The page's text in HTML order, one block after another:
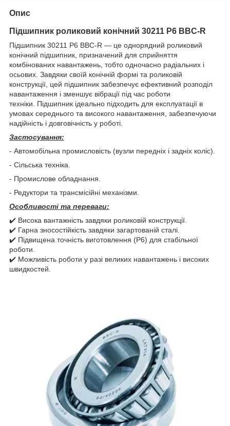
Опис
Підшипник роликовий конічний 30211 P6 BBC-R
Підшипник 30211 P6 BBC-R — це однорядний роликовий
конічний підшипник, призначений для сприйняття
комбінованих навантажень, тобто одночасно радіальних і
осьових. Завдяки своїй конічній формі та роликовій
конструкції, цей підшипник забезпечує ефективний розподіл
навантаження і зменшує вібрації під час роботи
техніки. Підшипник ідеально підходить для експлуатації в
умовах середнього та високого навантаження, забезпечуючи
надійність і довговічність у роботі.
Застосування:
- Автомобільна промисловість (вузли передніх і задніх коліс).
- Сільська техніка.
- Промислове обладнання.
- Редуктори та трансмісійні механізми.
Особливості та переваги:
✔️ Висока вантажність завдяки роликовій конструкції.
✔️ Гарна зносостійкість завдяки загартованій сталі.
✔️ Підвищена точність виготовлення (P6) для стабільної
роботи.
✔️ Можливість роботи у разі великих навантажень і високих
швидкостей.